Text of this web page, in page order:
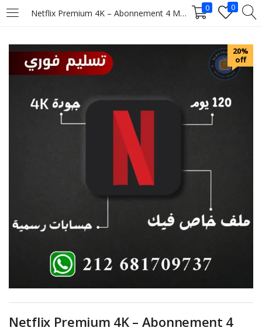
Netflix Premium 4K – Abonnement 4 Mois 0 0
LOGIN
Enter your username and password to login.
Lost password?
20%
off
Netflix Premium 4K – Abonnement 4